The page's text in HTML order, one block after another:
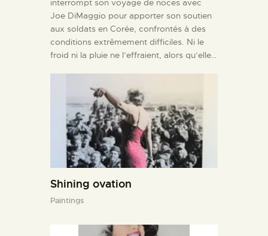
interrompt son voyage de noces avec
Joe DiMaggio pour apporter son soutien
aux soldats en Corée, confrontés à des
conditions extrêmement difficiles. Ni le
froid ni la pluie ne l’effraient, alors qu’elle…
Shining ovation
Paintings